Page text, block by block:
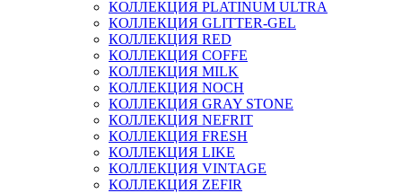
КОЛЛЕКЦИЯ PLATINUM ULTRA
КОЛЛЕКЦИЯ GLITTER-GEL
КОЛЛЕКЦИЯ RED
КОЛЛЕКЦИЯ COFFE
КОЛЛЕКЦИЯ MILK
КОЛЛЕКЦИЯ NOCH
КОЛЛЕКЦИЯ GRAY STONE
КОЛЛЕКЦИЯ NEFRIT
КОЛЛЕКЦИЯ FRESH
КОЛЛЕКЦИЯ LIKE
КОЛЛЕКЦИЯ VINTAGE
КОЛЛЕКЦИЯ ZEFIR